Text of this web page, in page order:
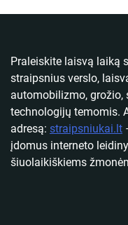
Praleiskite laisvą laiką
straipsnius verslo,
automobilizmo, grožio,
technologijų temomis.
adresą: straipsniukai.lt
įdomus interneto
šiuolaikiškiems